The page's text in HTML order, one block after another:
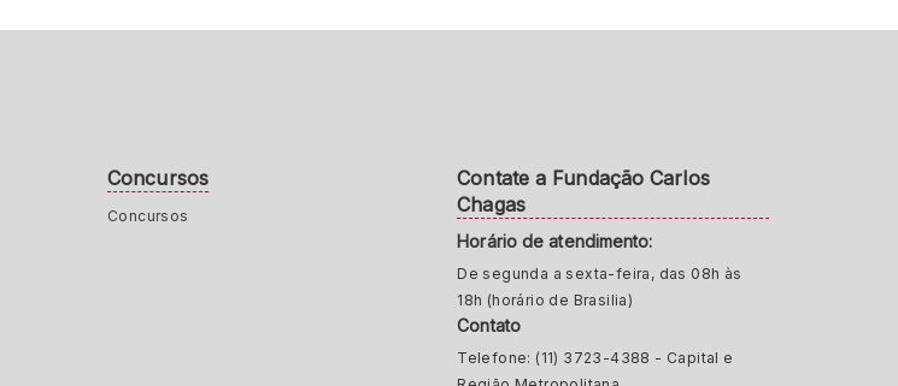
Concursos
Concursos
Contate a Fundação Carlos
Chagas
Horário de atendimento:
De segunda a sexta-feira, das 08h às
18h (horário de Brasilia)
Contato
Telefone: (11) 3723-4388 - Capital e